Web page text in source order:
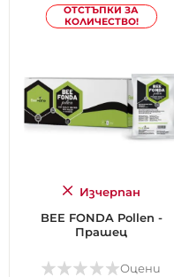
ОТСТЪПКИ ЗА
КОЛИЧЕСТВО!
Изчерпан
BEE FONDA Pollen -
Прашец
Оцени